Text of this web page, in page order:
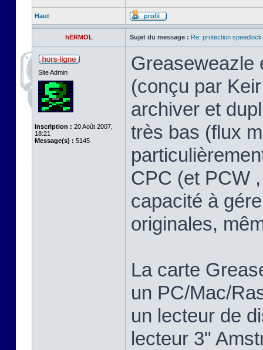
Haut
hERMOL Sujet du message : Re: protection
Site Admin
Inscription : 20 Août 2007,
18:21
Message(s) : 5145
Greaseweazle
(conçu par
archiver et
très bas (flux
CPC (et PCW
capacité à
originales,
La carte
un PC/Mac/
un lecteur de
lecteur 3"